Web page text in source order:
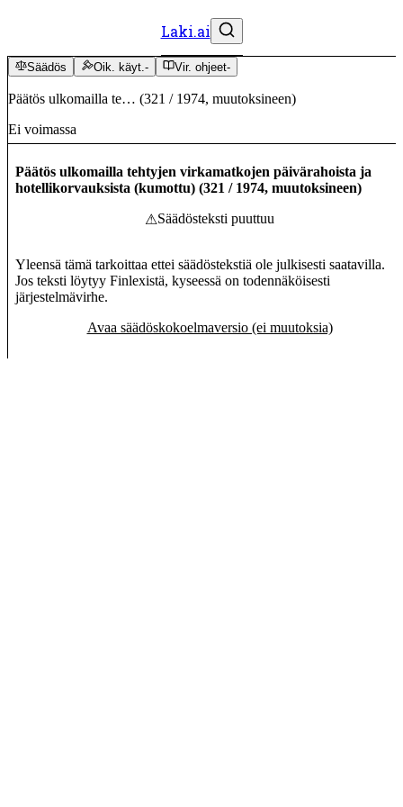
Laki.ai
Säädös Oik. käyt.- Vir. ohjeet-
Päätös ulkomailla te… (321 / 1974, muutoksineen)
Ei voimassa
Päätös ulkomailla tehtyjen virkamatkojen päivärahoista ja
hotellikorvauksista (kumottu) (321 / 1974, muutoksineen)
⚠Säädösteksti puuttuu
Yleensä tämä tarkoittaa ettei säädöstekstiä ole julkisesti saatavilla.
Jos teksti löytyy Finlexistä, kyseessä on todennäköisesti
järjestelmävirhe.
Avaa säädöskokoelmaversio (ei muutoksia)